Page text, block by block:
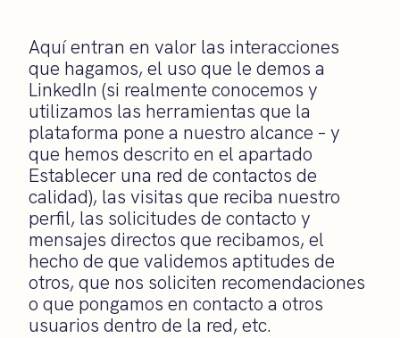
Aquí entran en valor las interacciones
que hagamos, el uso que le demos a
LinkedIn (si realmente conocemos y
utilizamos las herramientas que la
plataforma pone a nuestro alcance – y
que hemos descrito en el apartado
Establecer una red de contactos de
calidad), las visitas que reciba nuestro
perfil, las solicitudes de contacto y
mensajes directos que recibamos, el
hecho de que validemos aptitudes de
otros, que nos soliciten recomendaciones
o que pongamos en contacto a otros
usuarios dentro de la red, etc.